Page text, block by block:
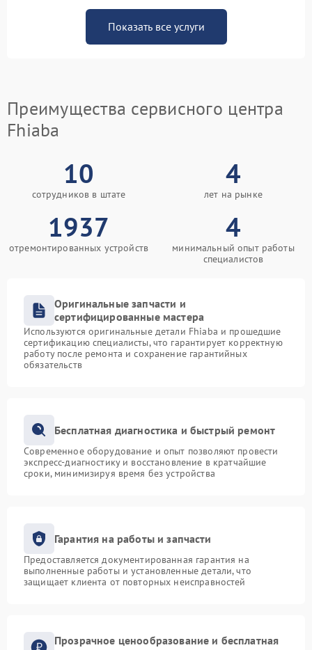
Показать все услуги
Преимущества сервисного центра
Fhiaba
10
сотрудников в штате
4
лет на рынке
1937
отремонтированных устройств
4
минимальный опыт работы
специалистов
Оригинальные запчасти и
сертифицированные мастера
Используются оригинальные детали Fhiaba и прошедшие
сертификацию специалисты, что гарантирует корректную
работу после ремонта и сохранение гарантийных
обязательств
Бесплатная диагностика и быстрый ремонт
Современное оборудование и опыт позволяют провести
экспресс-диагностику и восстановление в кратчайшие
сроки, минимизируя время без устройства
Гарантия на работы и запчасти
Предоставляется документированная гарантия на
выполненные работы и установленные детали, что
защищает клиента от повторных неисправностей
Прозрачное ценообразование и бесплатная